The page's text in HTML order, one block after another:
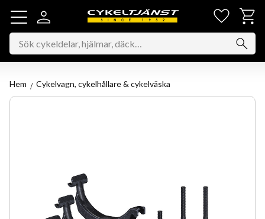
Meny
Hem Cykelvagn, cykelhållare & cykelväska